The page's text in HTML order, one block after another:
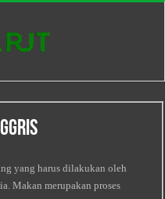
yang harus dilakukan oleh
Makan merupakan proses